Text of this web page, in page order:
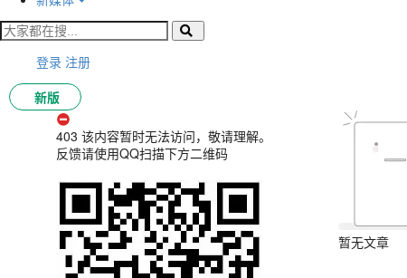
登录 注册
新版
403 该内容暂时无法访问，敬请理解。
反馈请使用QQ扫描下方二维码
暂无文章